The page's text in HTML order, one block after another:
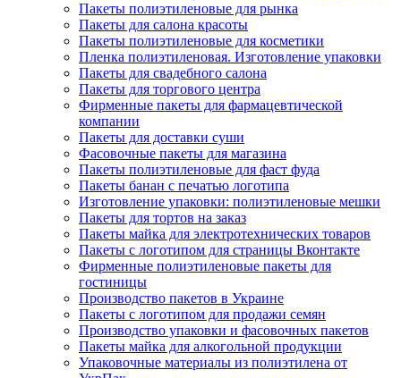
Пакеты полиэтиленовые для рынка
Пакеты для салона красоты
Пакеты полиэтиленовые для косметики
Пленка полиэтиленовая. Изготовление упаковки
Пакеты для свадебного салона
Пакеты для торгового центра
Фирменные пакеты для фармацевтической
компании
Пакеты для доставки суши
Фасовочные пакеты для магазина
Пакеты полиэтиленовые для фаст фуда
Пакеты банан с печатью логотипа
Изготовление упаковки: полиэтиленовые мешки
Пакеты для тортов на заказ
Пакеты майка для электротехнических товаров
Пакеты с логотипом для страницы Вконтакте
Фирменные полиэтиленовые пакеты для
гостиницы
Производство пакетов в Украине
Пакеты с логотипом для продажи семян
Производство упаковки и фасовочных пакетов
Пакеты майка для алкогольной продукции
Упаковочные материалы из полиэтилена от